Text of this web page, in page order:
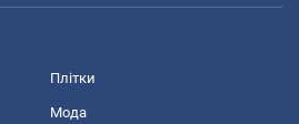
Плітки
Мода